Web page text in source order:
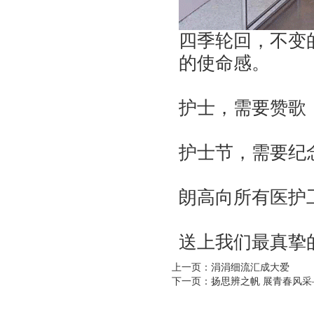
四季轮回，不
的使命感。
护士，需要赞歌
护士节，需要纪
朗高向所有医护
送上我们最真挚
上一页：涓涓细流汇成大爱
下一页：扬思辨之帆 展青春风